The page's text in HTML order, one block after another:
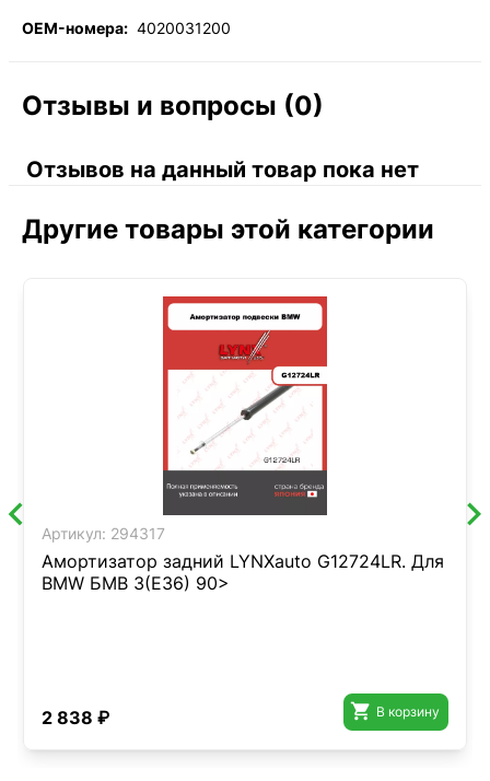
OEM-номера: 4020031200
Отзывы и вопросы (0)
Отзывов на данный товар пока нет
Другие товары этой категории
Артикул: 294317
Амортизатор задний LYNXauto G12724LR. Для
BMW БМВ 3(E36) 90>
2 838 ₽  В корзину